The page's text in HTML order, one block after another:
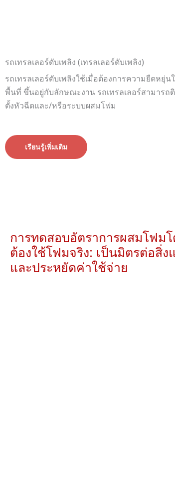
รถเทรลเลอร์ดับเพลิง (เทรลเลอร์ดับเพลิง)
รถเทรลเลอร์ดับเพลิงใช้เมื่อต้องการความยืดหยุ่น
พื้นที่ ขึ้นอยู่กับลักษณะงาน รถเทรลเลอร์สามารถ
ตั้งหัวฉีดและ/หรือระบบผสมโฟม
เรียนรู้เพิ่มเติม
การทดสอบอัตราการผสมโฟม
ต้องใช้โฟมจริง: เป็นมิตรต่อสิ่ง
และประหยัดค่าใช้จ่าย